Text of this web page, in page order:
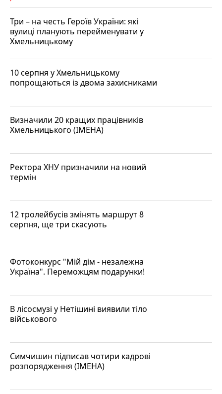
Три – на честь Героїв України: які
вулиці планують перейменувати у
Хмельницькому
10 серпня у Хмельницькому
попрощаються із двома захисниками
Визначили 20 кращих працівників
Хмельницького (ІМЕНА)
Ректора ХНУ призначили на новий
термін
12 тролейбусів змінять маршрут 8
серпня, ще три скасують
Фотоконкурс "Мій дім - незалежна
Україна". Переможцям подарунки!
В лісосмузі у Нетішині виявили тіло
військового
Симчишин підписав чотири кадрові
розпорядження (ІМЕНА)